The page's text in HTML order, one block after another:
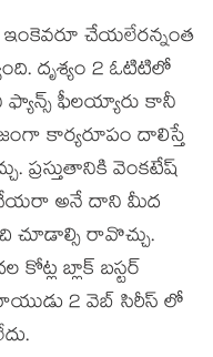
చేయలేరన్నంత
దృశ్యం 2 ఓటిటిలో
ఫీలయ్యారు కానీ
కార్యరూపం దాలిస్తే
వెంకటేష్
చేయరా అనే దాని మీద
చూడాల్సి రావొచ్చు.
కోట్ల బ్లాక్ బస్టర్
2 వెబ్ సిరీస్ లో